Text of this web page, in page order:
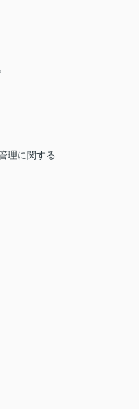
理に関する